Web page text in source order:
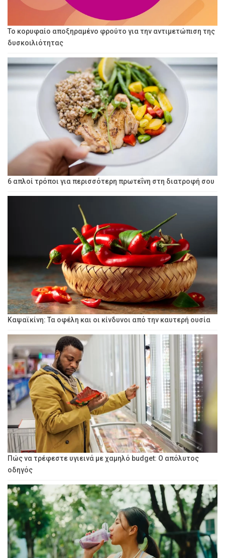
Το κορυφαίο αποξηραμένο φρούτο για την αντιμετώπιση της
δυσκοιλιότητας
6 απλοί τρόποι για περισσότερη πρωτεΐνη στη διατροφή σου
Καψαϊκίνη: Τα οφέλη και οι κίνδυνοι από την καυτερή ουσία
Πώς να τρέφεστε υγιεινά με χαμηλό budget: Ο απόλυτος
οδηγός